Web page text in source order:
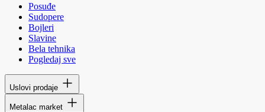
Posuđe
Sudopere
Bojleri
Slavine
Bela tehnika
Pogledaj sve
Uslovi prodaje
Metalac market